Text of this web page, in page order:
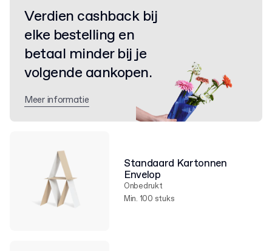
Standaard Kartonnen
Envelop
Onbedrukt
Min. 100 stuks
Verdien cashback bij
elke bestelling en
betaal minder bij je
volgende aankopen.
Meer informatie